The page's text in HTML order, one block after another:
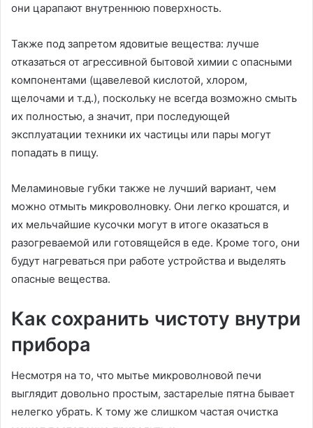
они царапают внутреннюю поверхность.
Также под запретом ядовитые вещества: лучше
отказаться от агрессивной бытовой химии с опасными
компонентами (щавелевой кислотой, хлором,
щелочами и т.д.), поскольку не всегда возможно смыть
их полностью, а значит, при последующей
эксплуатации техники их частицы или пары могут
попадать в пищу.
Меламиновые губки также не лучший вариант, чем
можно отмыть микроволновку. Они легко крошатся, и
их мельчайшие кусочки могут в итоге оказаться в
разогреваемой или готовящейся в еде. Кроме того, они
будут нагреваться при работе устройства и выделять
опасные вещества.
Как сохранить чистоту внутри
прибора
Несмотря на то, что мытье микроволновой печи
выглядит довольно простым, застарелые пятна бывает
нелегко убрать. К тому же слишком частая очистка